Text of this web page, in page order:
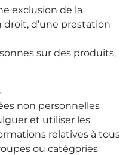
exclusion de la
d’une prestation
sur des produits,
non personnelles
et utiliser les
relatives à tous
ou catégories